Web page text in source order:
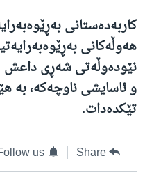
کاربەدەستانی
هەوڵەکانی
نێودەوڵەتی شەڕی داعش
و ئاسایشی ناوچەکە، بە
تێکدەدات.
Share
us